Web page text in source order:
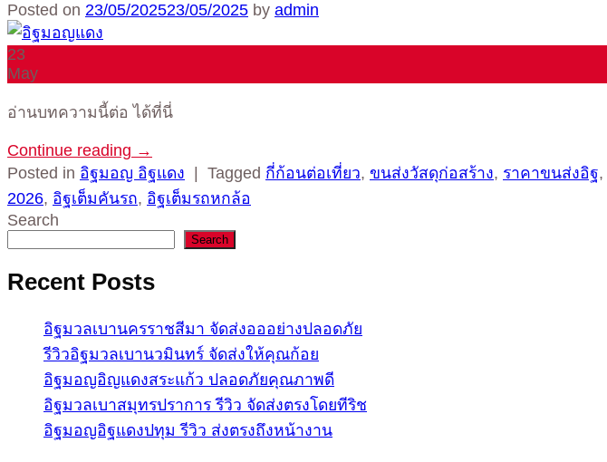
Posted on 23/05/202523/05/2025 by admin
23
May
อ่านบทความนี้ต่อ ได้ที่นี่
Continue reading →
Posted in อิฐมอญ อิฐแดง | Tagged กี่ก้อนต่อเที่ยว, ขนส่งวัสดุก่อสร้าง, ราคาขนส่งอิฐ,
2026, อิฐเต็มคันรถ, อิฐเต็มรถหกล้อ
Search
Search
Recent Posts
อิฐมวลเบานครราชสีมา จัดส่งอออย่างปลอดภัย
รีวิวอิฐมวลเบานวมินทร์ จัดส่งให้คุณก้อย
อิฐมอญอิญแดงสระแก้ว ปลอดภัยคุณภาพดี
อิฐมวลเบาสมุทรปราการ รีวิว จัดส่งตรงโดยทีริช
อิฐมอญอิฐแดงปทุม รีวิว ส่งตรงถึงหน้างาน